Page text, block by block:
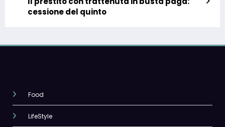
cessione del quinto
Food
LifeStyle